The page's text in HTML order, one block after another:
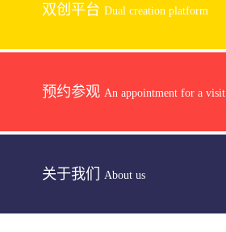
双创平台 Dual creation platform
预约参观 An appointment for a visit
关于我们 About us